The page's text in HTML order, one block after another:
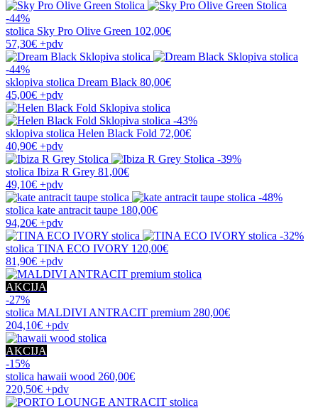
-44%
stolica Sky Pro Olive Green 102,00€
57,30€ +pdv
-44%
sklopiva stolica Dream Black 80,00€
45,00€ +pdv
-43%
sklopiva stolica Helen Black Fold 72,00€
40,90€ +pdv
-39%
stolica Ibiza R Grey 81,00€
49,10€ +pdv
-48%
stolica kate antracit taupe 180,00€
94,20€ +pdv
-32%
stolica TINA ECO IVORY 120,00€
81,90€ +pdv
AKCIJA
-27%
stolica MALDIVI ANTRACIT premium 280,00€
204,10€ +pdv
AKCIJA
-15%
stolica hawaii wood 260,00€
220,50€ +pdv